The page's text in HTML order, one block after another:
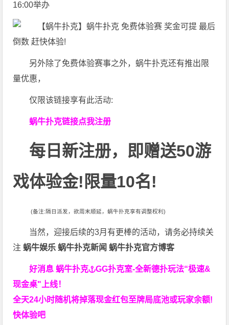
16:00举办
另外除了免费体验赛事之外，蜗牛扑克还有推出限
量优惠，
仅限该链接享有此活动:
蜗牛扑克链接点我注册
每日新注册，即赠送50游
戏体验金!限量10名!
(备注:隔日派发，欲周末顺延，蜗牛扑克享有调整权利)
当然，迎接后续的3月有更棒的活动，请务必持续关
注 蜗牛娱乐 蜗牛扑克新闻 蜗牛扑克官方博客
好消息 蜗牛扑克
GG扑克室-全新德扑玩法“极速&
现金桌"上线！
全天24小时随机将掉落现金红包至牌局底池或玩家余额!
快体验吧